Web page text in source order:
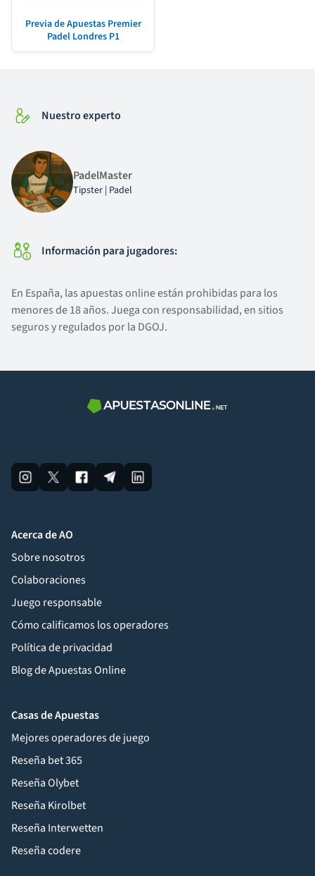
Previa de Apuestas Premier
Padel Londres P1
Nuestro experto
PadelMaster
Tipster | Padel
Información para jugadores:
En España, las apuestas online están prohibidas para los
menores de 18 años. Juega con responsabilidad, en sitios
seguros y regulados por la DGOJ.
Acerca de AO
Sobre nosotros
Colaboraciones
Juego responsable
Cómo calificamos los operadores
Política de privacidad
Blog de Apuestas Online
Casas de Apuestas
Mejores operadores de juego
Reseña bet 365
Reseña Olybet
Reseña Kirolbet
Reseña Interwetten
Reseña codere